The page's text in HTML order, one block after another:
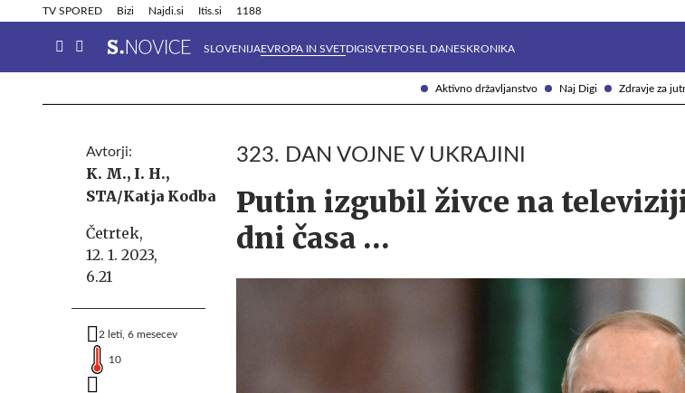
Aktivno državljanstvo Naj Digi Zdravje za
TV SPORED Bizi Najdi.si Itis.si 1188
SLOVENIJAEVROPA IN SVETDIGISVETPOSEL DANESKRONIKA
Info in obvestila Tehnik
Avtorji:
K. M., I. H.,
STA/Katja Kodba
Četrtek,
12. 1. 2023,
6.21
2 leti, 6 mesecev
10
323. DAN VOJNE V UKRAJINI
Putin izgubil živce na
dni časa …